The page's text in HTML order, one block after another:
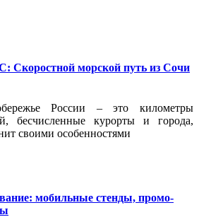
морской путь из Сочи
России – это километры
бесчисленные курорты и города,
своими особенностями
мобильные стенды, промо-